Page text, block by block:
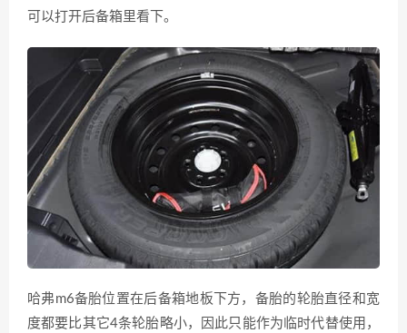
可以打开后备箱里看下。
哈弗m6备胎位置在后备箱地板下方，备胎的轮胎直径和宽
度都要比其它4条轮胎略小，因此只能作为临时代替使用，